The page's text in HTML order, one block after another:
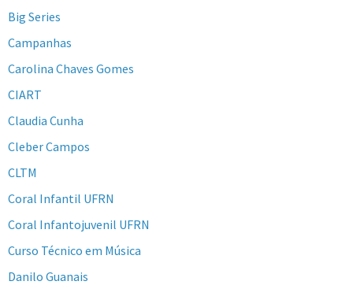
Big Series
Campanhas
Carolina Chaves Gomes
CIART
Claudia Cunha
Cleber Campos
CLTM
Coral Infantil UFRN
Coral Infantojuvenil UFRN
Curso Técnico em Música
Danilo Guanais